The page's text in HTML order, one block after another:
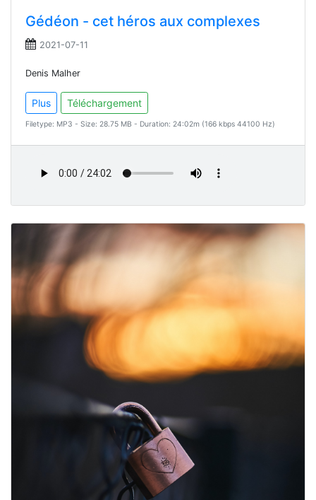
Gédéon - cet héros aux complexes
2021-07-11
Denis Malher
Plus Téléchargement
Filetype: MP3 - Size: 28.75 MB - Duration: 24:02m (166 kbps 44100 Hz)